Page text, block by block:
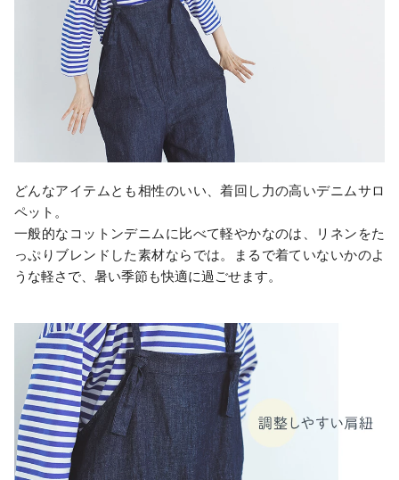
どんなアイテムとも相性のいい、着回し力の高いデニムサロ
ペット。
一般的なコットンデニムに比べて軽やかなのは、リネンをた
っぷりブレンドした素材ならでは。まるで着ていないかのよ
うな軽さで、暑い季節も快適に過ごせます。